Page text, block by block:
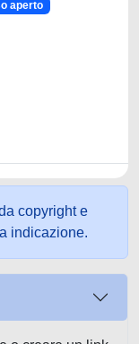
aperto
copyright e
indicazione.